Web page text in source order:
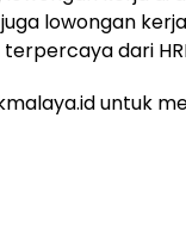
lowongan
dari
untuk